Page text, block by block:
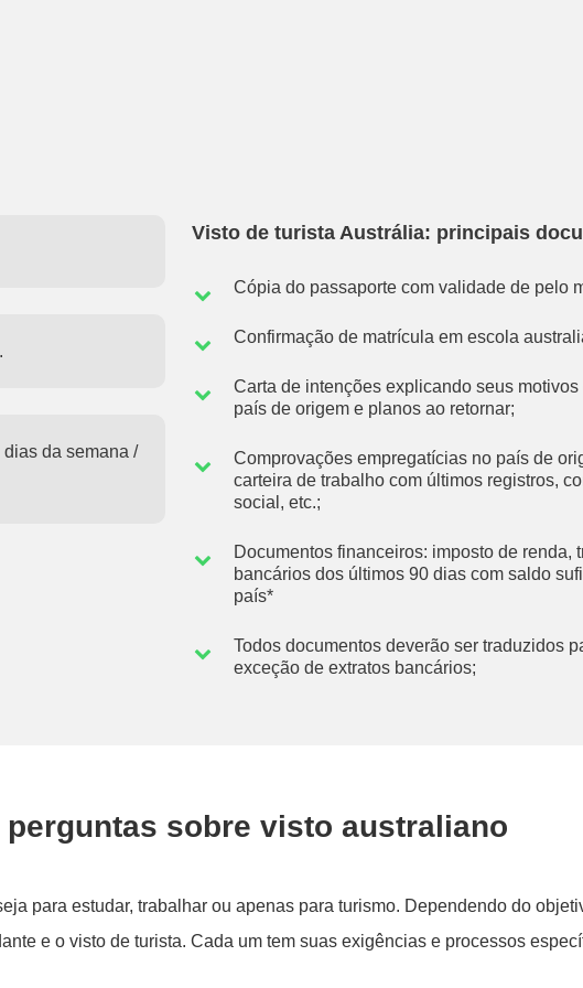
da semana /
Visto de turista Austrália: principais
Cópia do passaporte com validade de pelo
Confirmação de matrícula em escola
Carta de intenções explicando seus
país de origem e planos ao retornar;
Comprovações empregatícias no país de
carteira de trabalho com últimos registros,
social, etc.;
Documentos financeiros: imposto de renda,
bancários dos últimos 90 dias com saldo
país*
Todos documentos deverão ser traduzidos
exceção de extratos bancários;
sobre visto australiano
para estudar, trabalhar ou apenas para turismo. Dependendo do
e o visto de turista. Cada um tem suas exigências e processos